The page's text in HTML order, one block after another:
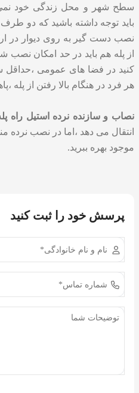
سطح شهر و محل زندگی خود نمی
باید توجه داشته باشید که دو طرف
نصب دست گیر به روی دیوار در
از پله هم باید در حد امکان
کنید در فضا های عمومی ،حداقل
هر فرد در هنگام بالا رفتن از پله
نصاب و سازنده نرده استیل راه
انتقال می دهد ،اما در نصب
موجود بهره ببرید.
پرسش خود را ثبت کنید